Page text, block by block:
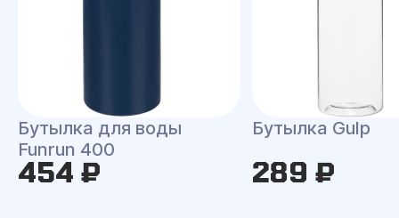
Бутылка для воды
Funrun 400
454 ₽
Бутылка Gulp
289 ₽